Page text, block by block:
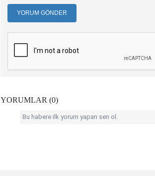
YORUM GÖNDER
YORUMLAR (0)
Bu habere ilk yorum yapan sen ol.